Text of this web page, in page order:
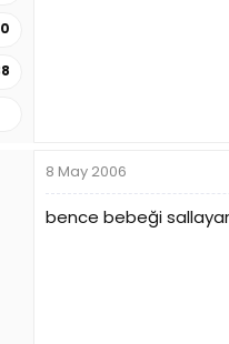
0
8 May 2006
bence bebeği